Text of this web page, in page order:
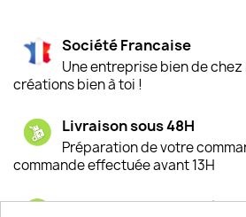
Société Francaise
Une entreprise bien de
créations bien à toi !
Livraison sous 48H
Préparation de votre
commande effectuée avant 13H
Satisfaction de nos